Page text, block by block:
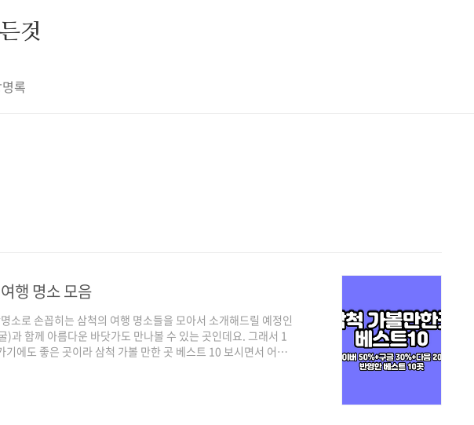
것
록
행 명소 모음
소로 손꼽히는 삼척의 여행 명소들을 모아서 소개해드릴 예정인
)과 함께 아름다운 바닷가도 만나볼 수 있는 곳인데요. 그래서 1
기에도 좋은 곳이라 삼척 가볼 만한 곳 베스트 10 보시면서 어디
레이스 순위를 반영하여 선정하였으며, 각 포털의 검색 기준은